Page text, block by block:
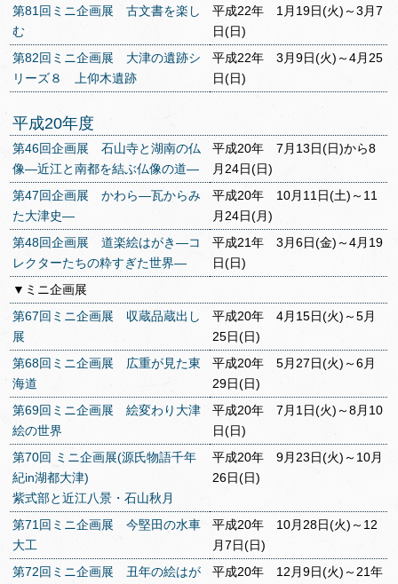
第81回ミニ企画展 古文書を楽し
む
平成22年 1月19日(火)～3月7
日(日)
第82回ミニ企画展 大津の遺跡シ
リーズ８ 上仰木遺跡
平成22年 3月9日(火)～4月25
日(日)
平成20年度
第46回企画展 石山寺と湖南の仏
像―近江と南都を結ぶ仏像の道―
平成20年 7月13日(日)から8
月24日(日)
第47回企画展 かわら―瓦からみ
た大津史―
平成20年 10月11日(土)～11
月24日(月)
第48回企画展 道楽絵はがき―コ
レクターたちの粋すぎた世界―
平成21年 3月6日(金)～4月19
日(日)
▼ミニ企画展
第67回ミニ企画展 収蔵品蔵出し
展
平成20年 4月15日(火)～5月
25日(日)
第68回ミニ企画展 広重が見た東
海道
平成20年 5月27日(火)～6月
29日(日)
第69回ミニ企画展 絵変わり大津
絵の世界
平成20年 7月1日(火)～8月10
日(日)
第70回 ミニ企画展(源氏物語千年
紀in湖都大津)
紫式部と近江八景・石山秋月
平成20年 9月23日(火)～10月
26日(日)
第71回ミニ企画展 今堅田の水車
大工
平成20年 10月28日(火)～12
月7日(日)
第72回ミニ企画展 丑年の絵はが
平成20年 12月9日(火)～21年